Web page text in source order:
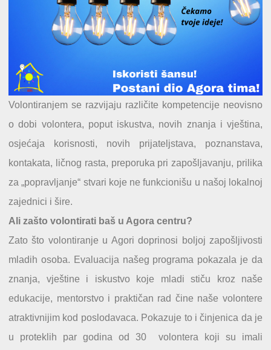
Volontiranjem se razvijaju različite kompetencije neovisno
o dobi volontera, poput iskustva, novih znanja i vještina,
osjećaja korisnosti, novih prijateljstava, poznanstava,
kontakata, ličnog rasta, preporuka pri zapošljavanju, prilika
za „popravljanje“ stvari koje ne funkcionišu u našoj lokalnoj
zajednici i šire.
Ali zašto volontirati baš u Agora centru?
Zato što volontiranje u Agori doprinosi boljoj zapošljivosti
mladih osoba. Evaluacija našeg programa pokazala je da
znanja, vještine i iskustvo koje mladi stiču kroz naše
edukacije, mentorstvo i praktičan rad čine naše volontere
atraktivnijim kod poslodavaca. Pokazuje to i činjenica da je
u proteklih par godina od 30 volontera koji su imali